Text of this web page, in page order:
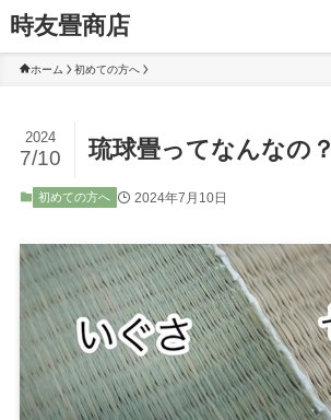
時友畳商店
ホーム 初めての方へ
琉球畳ってなんなの？
2024
7/10
初めての方へ 2024年7月10日